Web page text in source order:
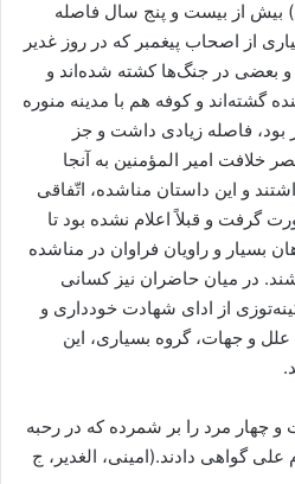
بیش از بیست و پنج سال فاصله
از اصحاب پیغمبر که در روز غدیر
بعضی در جنگ‌ها کشته شده‌اند و
گشته‌اند و کوفه هم با مدینه منوره
بود، فاصله زیادی داشت و جز
خلافت امیر المؤمنین به آنجا
و این داستان مناشده، اتّفاقی
گرفت و قبلاً اعلام نشده بود تا
بسیار و راویان فراوان در مناشده
در میان حاضران نیز کسانی
از ادای شهادت خودداری و
علل و جهات، گروه بسیاری، این
و چهار مرد را بر شمرده که در رحبه
گواهی دادند.(امینی، الغدیر، ج